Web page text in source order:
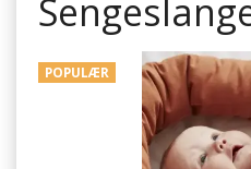
POPULÆR